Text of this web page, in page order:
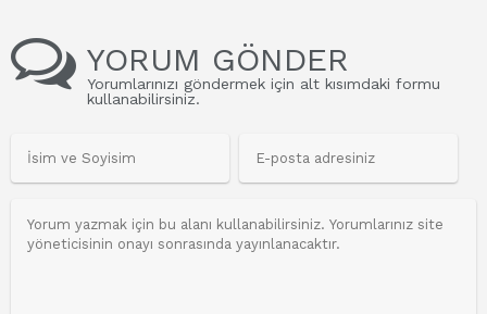
YORUM GÖNDER
Yorumlarınızı göndermek için alt kısımdaki formu
kullanabilirsiniz.